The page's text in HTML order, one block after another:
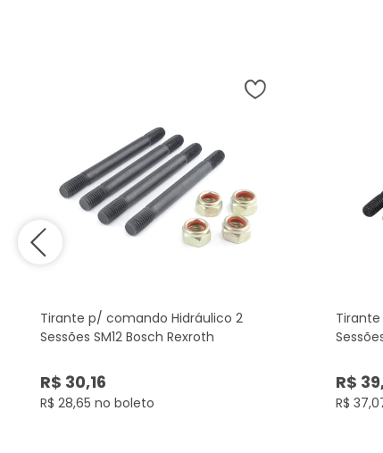
Tirante p/ comando Hidráulico 2
Sessões SM12 Bosch Rexroth
R$ 30,16
R$ 28,65 no boleto
R$
R$